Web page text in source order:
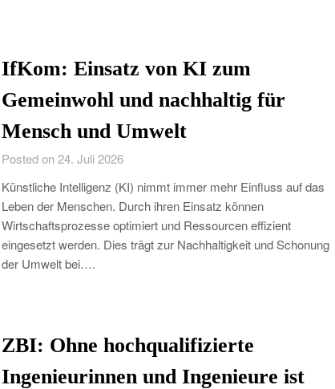
IfKom: Einsatz von KI zum
Gemeinwohl und nachhaltig für
Mensch und Umwelt
Posted on 24. Juli 2026
Künstliche Intelligenz (KI) nimmt immer mehr Einfluss auf das
Leben der Menschen. Durch ihren Einsatz können
Wirtschaftsprozesse optimiert und Ressourcen effizient
eingesetzt werden. Dies trägt zur Nachhaltigkeit und Schonung
der Umwelt bei….
ZBI: Ohne hochqualifizierte
Ingenieurinnen und Ingenieure ist